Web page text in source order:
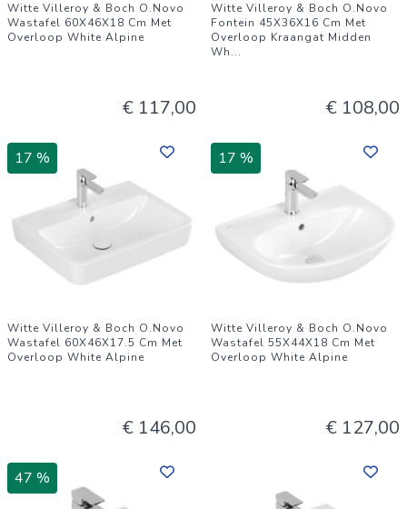
Witte Villeroy & Boch O.Novo
Wastafel 60X46X18 Cm Met
Overloop White Alpine
€ 117,00
Witte Villeroy & Boch O.Novo
Fontein 45X36X16 Cm Met
Overloop Kraangat Midden
Wh...
€ 108,00
17 %
Witte Villeroy & Boch O.Novo
Wastafel 60X46X17.5 Cm Met
Overloop White Alpine
€ 146,00
17 %
Witte Villeroy & Boch O.Novo
Wastafel 55X44X18 Cm Met
Overloop White Alpine
€ 127,00
47 %